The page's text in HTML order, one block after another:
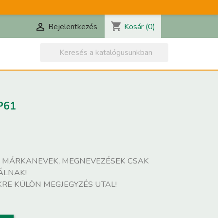
 Bejelentkezés shopping_cart Kosár (0)

MEGNEVEZÉSEK CSAK
KÜLÖN MEGJEGYZÉS UTAL!